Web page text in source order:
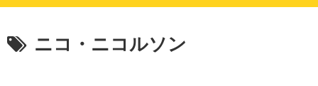
ニコ・ニコルソン